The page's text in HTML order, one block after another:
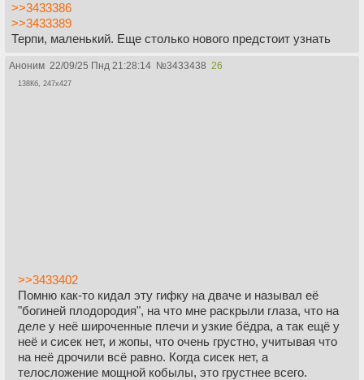
>>3433386
>>3433389
Терпи, маленький. Еще столько нового предстоит узнать
Аноним 22/09/25 Пнд 21:28:14 №3433438 26
138Кб, 247x427
>>3433402
Помню как-то кидал эту гифку на дваче и называл её
"богиней плодородия", на что мне раскрыли глаза, что на
деле у неё широченные плечи и узкие бёдра, а так ещё у
неё и сисек нет, и жопы, что очень грустно, учитывая что
на неё дрочили всё равно. Когда сисек нет, а
телосложение мощной кобылы, это грустнее всего.